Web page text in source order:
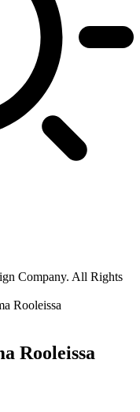
Company. All Rights
Rooleissa
Rooleissa